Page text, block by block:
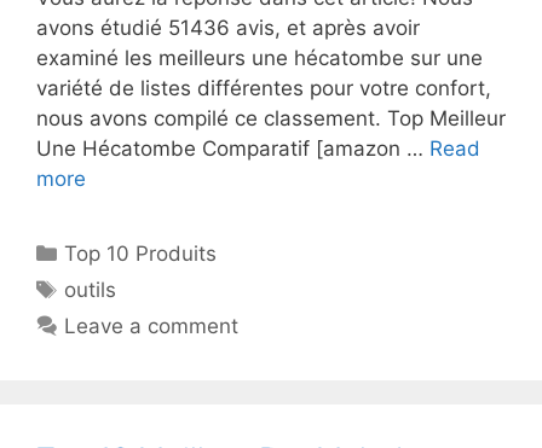
avons étudié 51436 avis, et après avoir
examiné les meilleurs une hécatombe sur une
variété de listes différentes pour votre confort,
nous avons compilé ce classement. Top Meilleur
Une Hécatombe Comparatif [amazon … Read
more
Top 10 Produits
outils
Leave a comment